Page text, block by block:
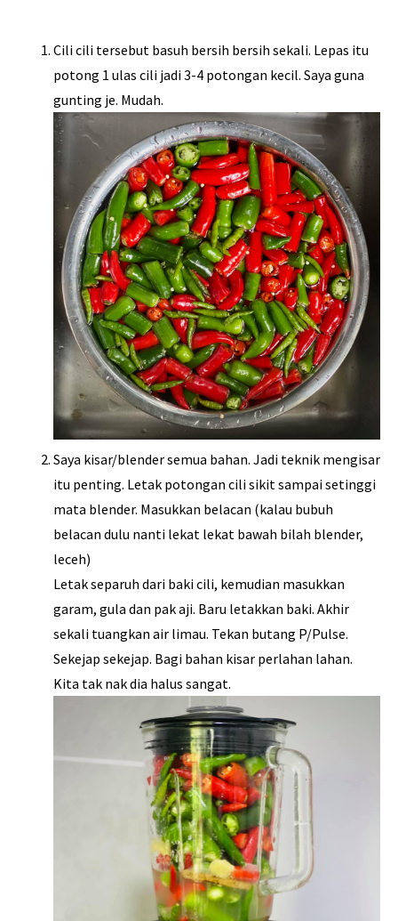
Cili cili tersebut basuh bersih bersih sekali. Lepas itu
potong 1 ulas cili jadi 3-4 potongan kecil. Saya guna
gunting je. Mudah.
Saya kisar/blender semua bahan. Jadi teknik mengisar
itu penting. Letak potongan cili sikit sampai setinggi
mata blender. Masukkan belacan (kalau bubuh
belacan dulu nanti lekat lekat bawah bilah blender,
leceh)
Letak separuh dari baki cili, kemudian masukkan
garam, gula dan pak aji. Baru letakkan baki. Akhir
sekali tuangkan air limau. Tekan butang P/Pulse.
Sekejap sekejap. Bagi bahan kisar perlahan lahan.
Kita tak nak dia halus sangat.